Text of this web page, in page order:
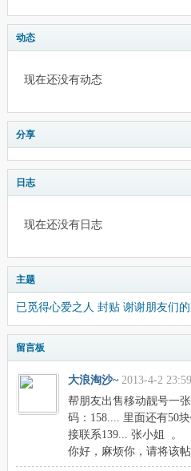
动态
现在还没有动态
分享
日志
现在还没有日志
主题
已觅得心爱之人 封贴 谢谢朋友们
留言板
大浪淘沙~ 2013-4-2 23:59
帮朋友出售移动靓号一
码：158.... 里面还有50
接联系139... 张小姐 。
你好，麻烦你，请将该